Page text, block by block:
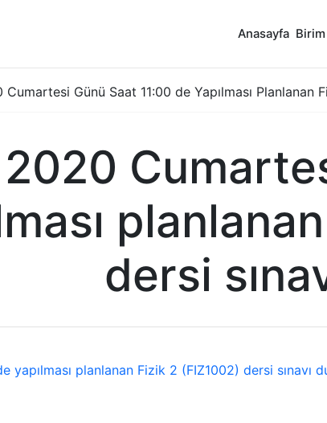
Anasayfa Birim
Günü Saat 11:00 de Yapılması Planlanan
dersi
planlanan Fizik 2 (FIZ1002) dersi sınavı